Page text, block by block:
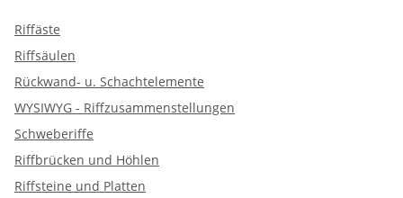
Riffäste
Riffsäulen
Rückwand- u. Schachtelemente
WYSIWYG - Riffzusammenstellungen
Schweberiffe
Riffbrücken und Höhlen
Riffsteine und Platten